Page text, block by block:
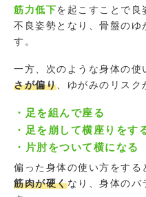
筋力低下を起こすことで良
不良姿勢となり、骨盤のゆ
す。
一方、次のような身体の使
さが偏り 、ゆがみのリスク
・足を組んで座る
・足を崩して横座りをす
・片肘をついて横になる
偏った身体の使い方をする
筋肉が硬くなり、身体のバ